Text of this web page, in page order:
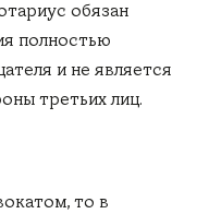
обязан
полностью
и не является
третьих лиц.
то в